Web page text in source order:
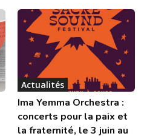
Actualités
Ima Yemma Orchestra :
concerts pour la paix et
la fraternité, le 3 juin au